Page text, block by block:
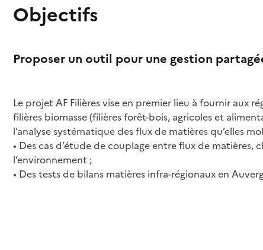
Objectifs
Proposer un outil pour une gestion
Le projet AF Filières vise en premier lieu à fournir aux
filières biomasse (filières forêt-bois, agricoles et
l’analyse systématique des flux de matières qu’elles
• Des cas d’étude de couplage entre flux de matières,
l’environnement ;
• Des tests de bilans matières infra-régionaux en